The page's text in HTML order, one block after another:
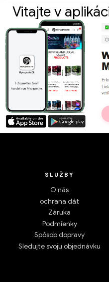
Vitajte v
SLUŽBY
O nás
ochrana dát
Záruka
Podmienky
Spôsob dopravy
Sledujte svoju objednávku